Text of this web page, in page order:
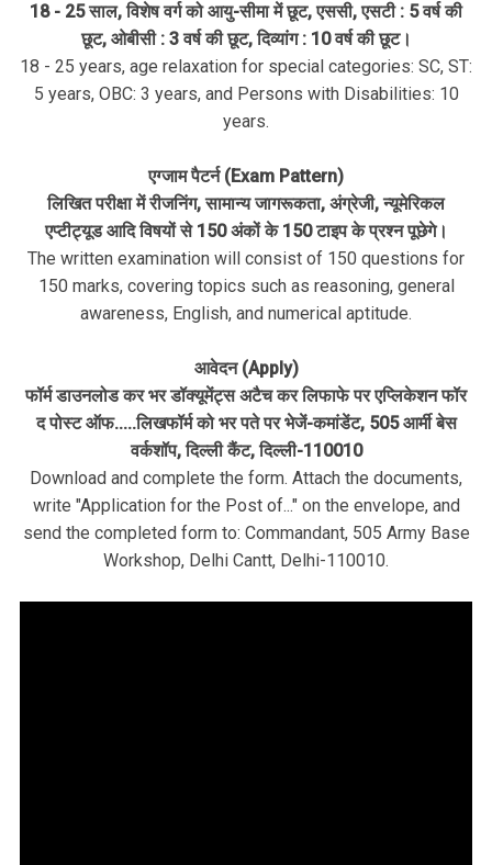
18 - 25 साल, विशेष वर्ग को आयु-सीमा में छूट, एससी, एसटी : 5 वर्ष की
छूट, ओबीसी : 3 वर्ष की छूट, दिव्यांग : 10 वर्ष की छूट।
18 - 25 years, age relaxation for special categories: SC, ST:
5 years, OBC: 3 years, and Persons with Disabilities: 10
years.
एग्जाम पैटर्न (Exam Pattern)
लिखित परीक्षा में रीजनिंग, सामान्य जागरूकता, अंग्रेजी, न्यूमेरिकल
एप्टीट्यूड आदि विषयों से 150 अंकों के 150 टाइप के प्रश्न पूछेगे।
The written examination will consist of 150 questions for
150 marks, covering topics such as reasoning, general
awareness, English, and numerical aptitude.
आवेदन (Apply)
फॉर्म डाउनलोड कर भर डॉक्यूमेंट्स अटैच कर लिफाफे पर एप्लिकेशन फॉर
द पोस्ट ऑफ.....लिखफॉर्म को भर पते पर भेजें-कमांडेंट, 505 आर्मी बेस
वर्कशॉप, दिल्‍ली कैंट, दिल्‍ली-110010
Download and complete the form. Attach the documents,
write "Application for the Post of..." on the envelope, and
send the completed form to: Commandant, 505 Army Base
Workshop, Delhi Cantt, Delhi-110010.